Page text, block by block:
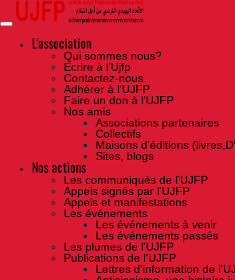
Skip
the
contentL'association
Qui sommes nous?
Ecrire à l’Ujfp
Contactez-nous
Adhérer à l’UJFP
Faire un don à l’UJFP
Nos amis
Associations partenaires
Collectifs
Maisons d’éditions
Sites, blogs
Nos actions
Les communiqués de l'UJFP
Appels signés par l'UJFP
Appels et manifestations
Les événements
Les événements à venir
Les événements passés
Les plumes de l'UJFP
Publications de l'UJFP
Lettres d'information de